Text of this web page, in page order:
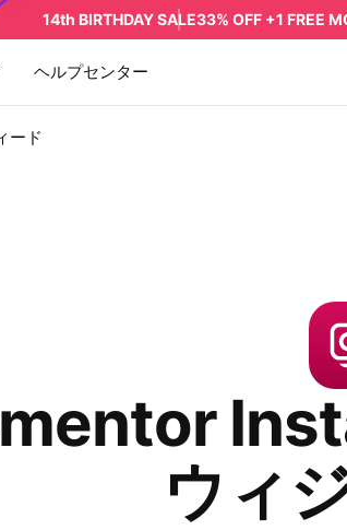
14th BIRTHDAY SALE33% OFF +1 FREE
ヘルプセンター
ード
ウィ